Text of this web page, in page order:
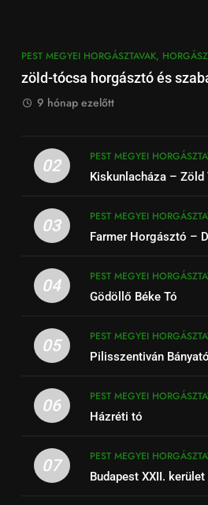
PEST MEGYEI HORGÁSZTAVAK,
zöld-tócsa horgásztó és
9 hónap ezelőtt
02
PEST MEGYEI
Kiskunlacháza –
03
PEST MEGYEI
Farmer Horgásztó –
04
PEST MEGYEI
Gödöllő Béke Tó
05
PEST MEGYEI
Pilisszentiván
06
PEST MEGYEI
Házréti tó
07
PEST MEGYEI
Budapest XXII.